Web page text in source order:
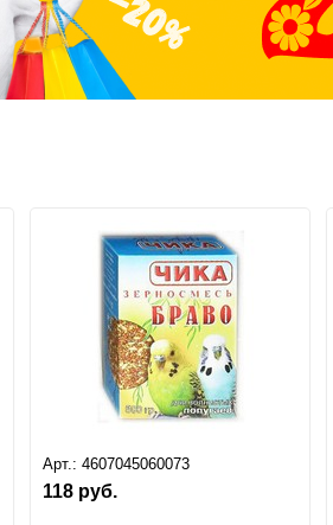
Арт.:4607045060073
118 руб.